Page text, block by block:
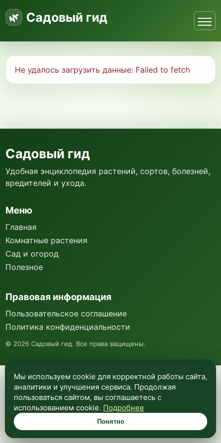
Садовый гид
Не удалось загрузить данные: Failed to fetch
Мы используем куки и Яндекс Метрику для
анализа посещаемости и улучшения работы
сайта. Подробнее —в политике
конфиденциальности.
Понятно
Садовый гид
Удобная энциклопедия растений, сортов, болезней,
вредителей и ухода.
Меню
Главная
Комнатные растения
Сад и огород
Полезное
Правовая информация
Пользовательское соглашение
Политика конфиденциальности
© 2026 Садовый гид. Все права защищены.
Мы используем cookie для корректной работы сайта,
аналитики и улучшения сервиса. Продолжая
пользоваться сайтом, вы соглашаетесь с
использованием cookie. Подробнее
Понятно